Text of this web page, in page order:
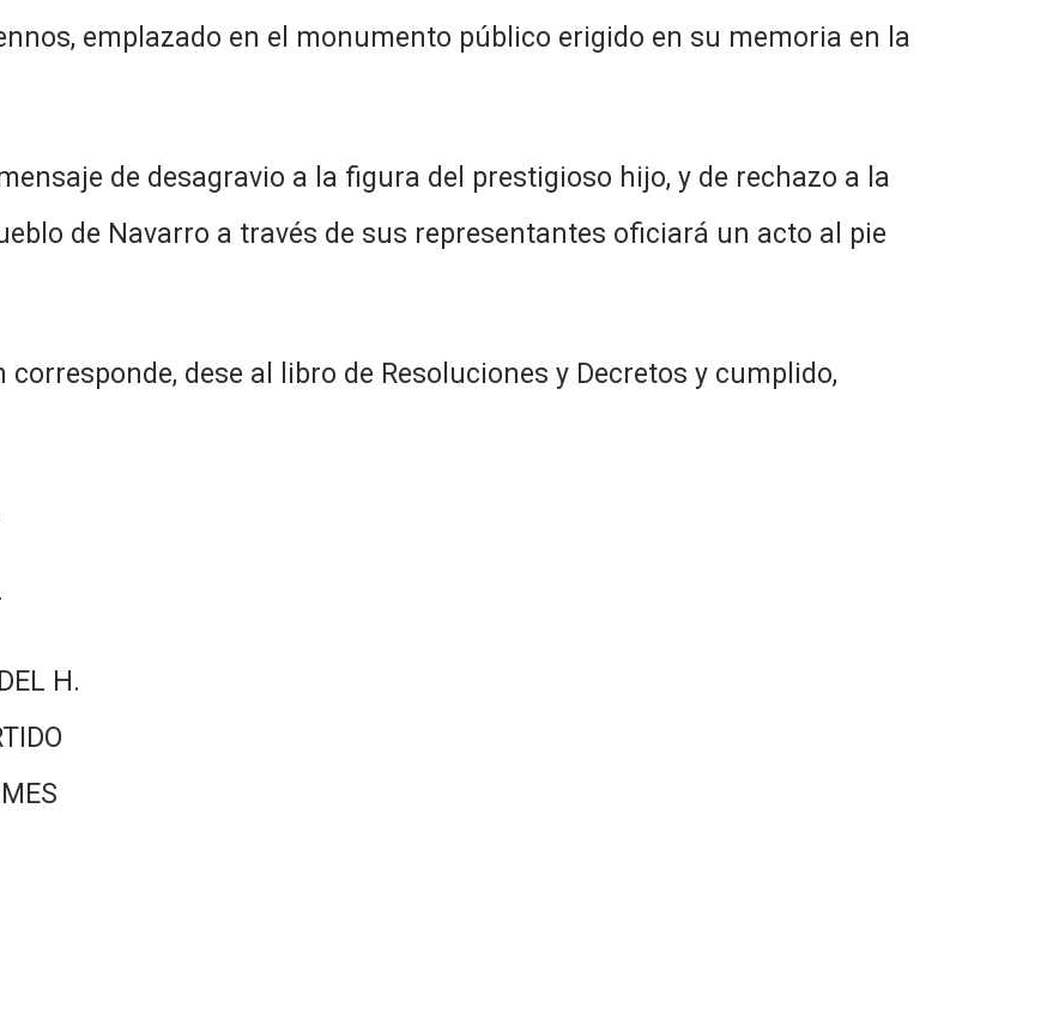
emplazado en el monumento público erigido en su memoria en la
de desagravio a la figura del prestigioso hijo, y de rechazo a la
de Navarro a través de sus representantes oficiará un acto al pie
dese al libro de Resoluciones y Decretos y cumplido,
H.